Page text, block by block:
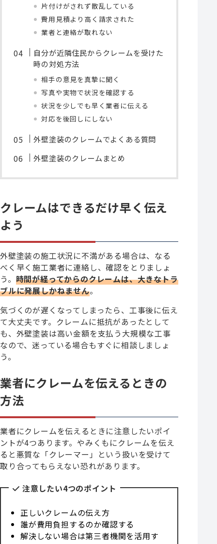
片付けがされず散乱している
費用見積より高く請求された
業者と連絡が取れない
自分が近隣住民からクレームを受けた
時の対処方法
相手の意見を真摯に聞く
写真や実物で状況を確認する
状況を少しでも早く業者に伝える
対応を後回しにしない
外壁塗装のクレームでよくある質問
外壁塗装のクレームまとめ
クレームはできるだけ早く伝え
よう
外壁塗装の施工状況に不満がある場合は、なる
べく早く施工業者に連絡し、確認をとりましょ
う。 時間が経ってからのクレームは、大きなトラ
ブルに発展しかねません。
気づくのが遅くなってしまったら、工事後に伝え
て大丈夫です。クレームに抵抗があったとして
も、外壁塗装は高い金額を支払う大規模な工事
なので、迷っている場合もすぐに相談しましょ
う。
業者にクレームを伝えるときの
方法
業者にクレームを伝えるときに注意したいポイ
ントが4つあります。やみくもにクレームを伝え
ると悪質な「クレーマー」という扱いを受けて
取り合ってもらえない恐れがあります。
注意したい4つのポイント
正しいクレームの伝え方
誰が費用負担するのか確認する
解決しない場合は第三者機関を活用す